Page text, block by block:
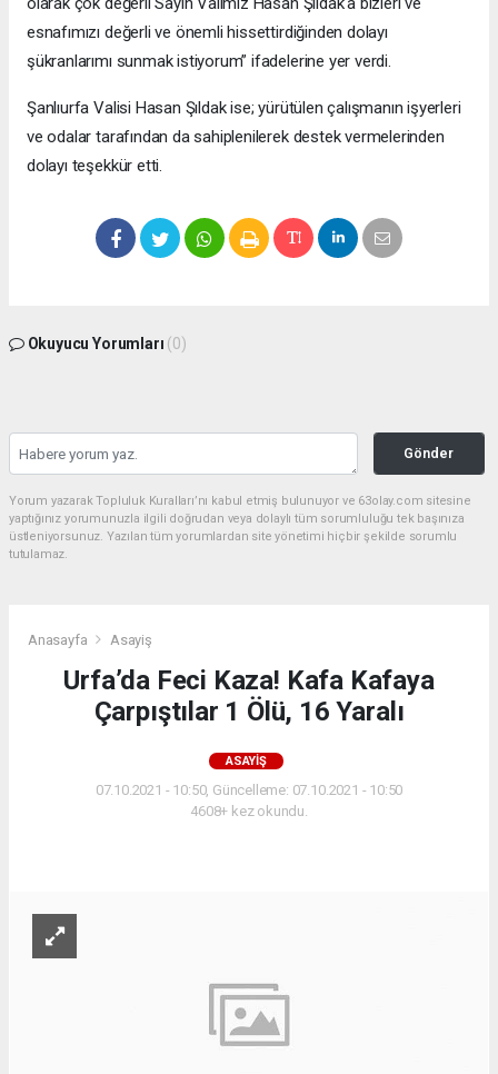
esnafımızı değerli ve önemli hissettirdiğinden dolayı
şükranlarımı sunmak istiyorum” ifadelerine yer verdi.
Şanlıurfa Valisi Hasan Şıldak ise; yürütülen çalışmanın işyerleri
ve odalar tarafından da sahiplenilerek destek vermelerinden
dolayı teşekkür etti.
Okuyucu Yorumları (0)
Gönder
Yorum yazarak Topluluk Kuralları’nı kabul etmiş bulunuyor ve 63olay.com sitesine
yaptığınız yorumunuzla ilgili doğrudan veya dolaylı tüm sorumluluğu tek başınıza
üstleniyorsunuz. Yazılan tüm yorumlardan site yönetimi hiçbir şekilde sorumlu
tutulamaz.
Anasayfa Asayiş
Urfa’da Feci Kaza! Kafa Kafaya
Çarpıştılar 1 Ölü, 16 Yaralı
ASAYIŞ
07.10.2021 - 10:50, Güncelleme: 07.10.2021 - 10:50
4608+ kez okundu.